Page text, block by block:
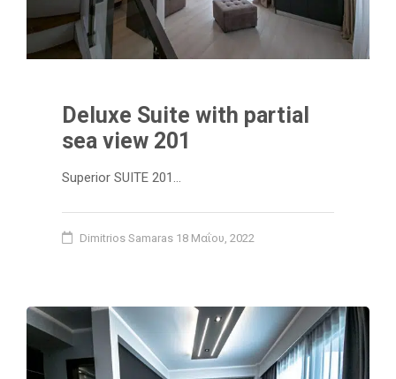
Deluxe Suite with partial
sea view 201
Superior SUITE 201…
Dimitrios Samaras 18 Μαΐου, 2022